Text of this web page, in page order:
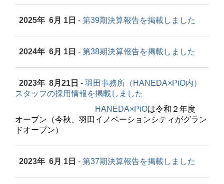
2025年 6月 1日 - 第39期決算報告を掲載しました
2024年 6月 1日 - 第38期決算報告を掲載しました
2023年 8月21日 - 羽田事務所（HANEDA×PiO内）
スタッフの採用情報を掲載しました
HANEDA×PiOは令和２年度
オープン（今秋、羽田イノベーションシティがグラン
ドオープン）
2023年 6月 1日 - 第37期決算報告を掲載しました